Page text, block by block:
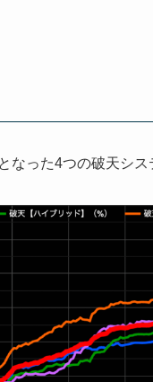
なった4つの破天シ